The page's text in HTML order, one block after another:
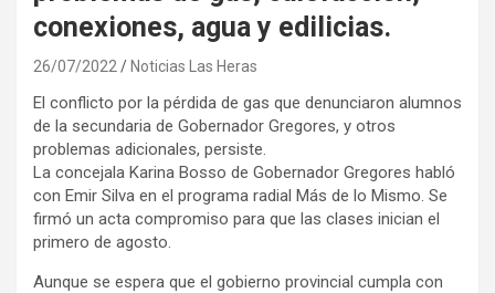
conexiones, agua y edilicias.
26/07/2022 Noticias Las Heras
El conflicto por la pérdida de gas que denunciaron alumnos
de la secundaria de Gobernador Gregores, y otros
problemas adicionales, persiste.
La concejala Karina Bosso de Gobernador Gregores habló
con Emir Silva en el programa radial Más de lo Mismo. Se
firmó un acta compromiso para que las clases inician el
primero de agosto.
Aunque se espera que el gobierno provincial cumpla con